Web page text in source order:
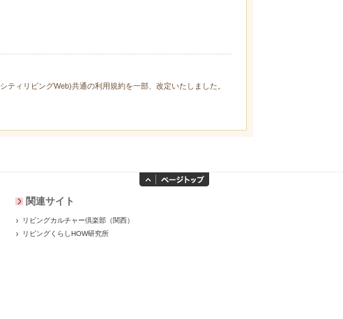
ィリビングWeb)共通の利用規約を一部、改定いたしました。
関連サイト
リビングカルチャー倶楽部（関西）
リビングくらしHOW研究所